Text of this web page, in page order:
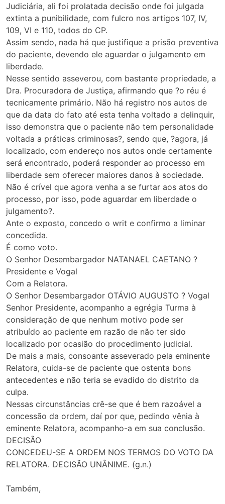
Judiciária, ali foi prolatada decisão onde foi julgada
extinta a punibilidade, com fulcro nos artigos 107, IV,
109, VI e 110, todos do CP.
Assim sendo, nada há que justifique a prisão preventiva
do paciente, devendo ele aguardar o julgamento em
liberdade.
Nesse sentido asseverou, com bastante propriedade, a
Dra. Procuradora de Justiça, afirmando que ?o réu é
tecnicamente primário. Não há registro nos autos de
que da data do fato até esta tenha voltado a delinquir,
isso demonstra que o paciente não tem personalidade
voltada a práticas criminosas?, sendo que, ?agora, já
localizado, com endereço nos autos onde certamente
será encontrado, poderá responder ao processo em
liberdade sem oferecer maiores danos à sociedade.
Não é crível que agora venha a se furtar aos atos do
processo, por isso, pode aguardar em liberdade o
julgamento?.
Ante o exposto, concedo o writ e confirmo a liminar
concedida.
É como voto.
O Senhor Desembargador NATANAEL CAETANO ?
Presidente e Vogal
Com a Relatora.
O Senhor Desembargador OTÁVIO AUGUSTO ? Vogal
Senhor Presidente, acompanho a egrégia Turma à
consideração de que nenhum motivo pode ser
atribuído ao paciente em razão de não ter sido
localizado por ocasião do procedimento judicial.
De mais a mais, consoante asseverado pela eminente
Relatora, cuida-se de paciente que ostenta bons
antecedentes e não teria se evadido do distrito da
culpa.
Nessas circunstâncias crê-se que é bem razoável a
concessão da ordem, daí por que, pedindo vênia à
eminente Relatora, acompanho-a em sua conclusão.
DECISÃO
CONCEDEU-SE A ORDEM NOS TERMOS DO VOTO DA
RELATORA. DECISÃO UNÂNIME. (g.n.)
Também,